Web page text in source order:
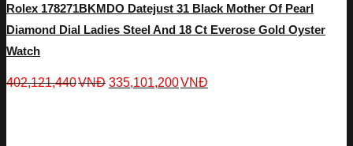
Rolex 178271BKMDO Datejust 31 Black Mother Of Pearl
Diamond Dial Ladies Steel And 18 Ct Everose Gold Oyster
Watch
402,121,440VNĐ 335,101,200VNĐ